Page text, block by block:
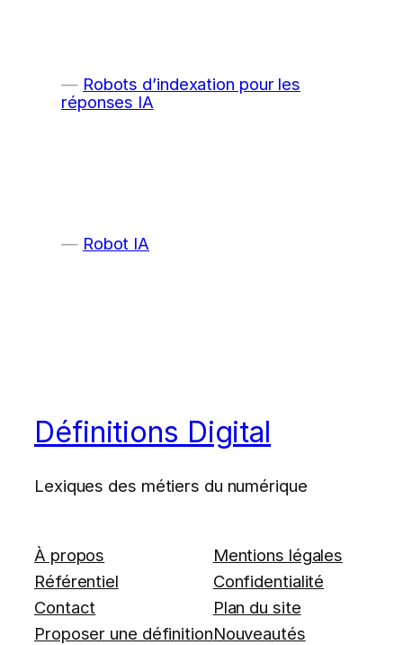
Robots d’indexation pour les
réponses IA
Robot IA
Définitions Digital
Lexiques des métiers du numérique
À propos
Référentiel
Contact
Proposer une définition
Mentions légales
Confidentialité
Plan du site
Nouveautés